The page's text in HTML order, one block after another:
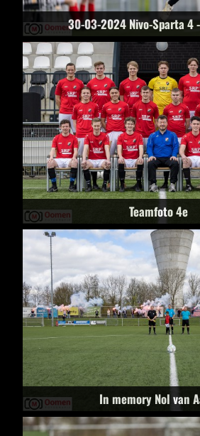
30-03-2024 Nivo-Sparta 4
Teamfoto 4e
In memory Nol van